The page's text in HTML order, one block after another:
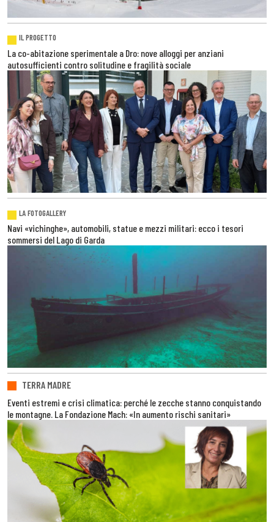
IL PROGETTO
La co-abitazione sperimentale a Dro: nove alloggi per anziani
autosufficienti contro solitudine e fragilità sociale
LA FOTOGALLERY
Navi «vichinghe», automobili, statue e mezzi militari: ecco i tesori
sommersi del Lago di Garda
TERRA MADRE
Eventi estremi e crisi climatica: perché le zecche stanno conquistando
le montagne. La Fondazione Mach: «In aumento rischi sanitari»